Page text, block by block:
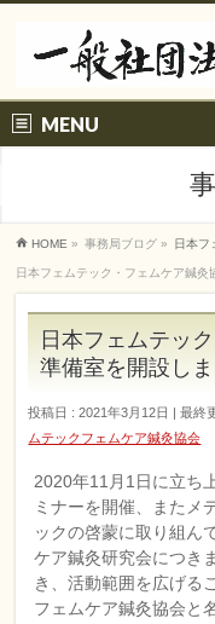
MENU
HOME » 事務局ブログ » 日本フ
日本フェムテック・フェムケア鍼
日本フェムテッ
準備室を開設し
投稿日 : 2021年3月12日 最終
ムテックフェムケア鍼灸協会
2020年11月1日に立ち
ミナーを開催、またメ
ックの啓蒙に取り組ん
ケア鍼灸研究会につき
き、活動範囲を広げる
フェムケア鍼灸協会と